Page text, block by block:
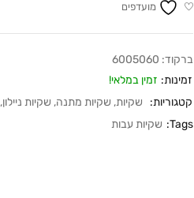
מועדפים
ברקוד: 6005060
זמינות: זמין במלאי!
קטגוריות:
שקיות, שקיות מתנה, שקיות ניילון,
Tags: שקיות עבות